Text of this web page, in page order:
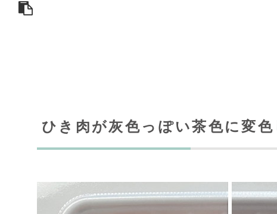
ひき肉が灰色っぽい茶色に変